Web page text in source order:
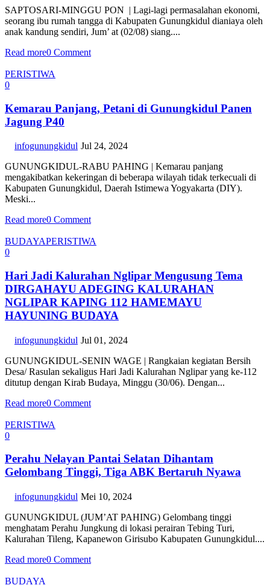
SAPTOSARI-MINGGU PON | Lagi-lagi permasalahan ekonomi,
seorang ibu rumah tangga di Kabupaten Gunungkidul dianiaya oleh
anak kandung sendiri, Jum’ at (02/08) siang....
Read more0 Comment
PERISTIWA
0
Kemarau Panjang, Petani di Gunungkidul Panen
Jagung P40
infogunungkidul Jul 24, 2024
GUNUNGKIDUL-RABU PAHING | Kemarau panjang
mengakibatkan kekeringan di beberapa wilayah tidak terkecuali di
Kabupaten Gunungkidul, Daerah Istimewa Yogyakarta (DIY).
Meski...
Read more0 Comment
BUDAYAPERISTIWA
0
Hari Jadi Kalurahan Nglipar Mengusung Tema
DIRGAHAYU ADEGING KALURAHAN
NGLIPAR KAPING 112 HAMEMAYU
HAYUNING BUDAYA
infogunungkidul Jul 01, 2024
GUNUNGKIDUL-SENIN WAGE | Rangkaian kegiatan Bersih
Desa/ Rasulan sekaligus Hari Jadi Kalurahan Nglipar yang ke-112
ditutup dengan Kirab Budaya, Minggu (30/06). Dengan...
Read more0 Comment
PERISTIWA
0
Perahu Nelayan Pantai Selatan Dihantam
Gelombang Tinggi, Tiga ABK Bertaruh Nyawa
infogunungkidul Mei 10, 2024
GUNUNGKIDUL (JUM’AT PAHING) Gelombang tinggi
menghatam Perahu Jungkung di lokasi perairan Tebing Turi,
Kalurahan Tileng, Kapanewon Girisubo Kabupaten Gunungkidul....
Read more0 Comment
BUDAYA